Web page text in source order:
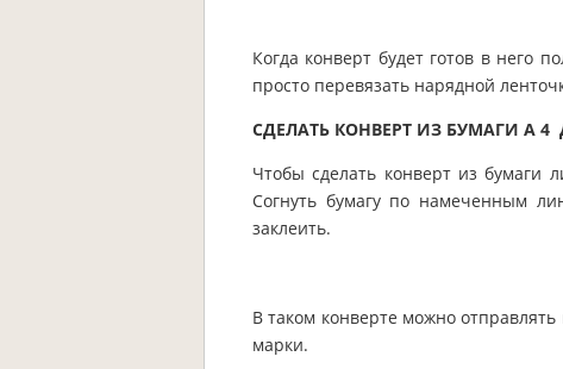
Когда конверт будет готов в него
просто перевязать нарядной
СДЕЛАТЬ КОНВЕРТ ИЗ БУМАГИ А
Чтобы сделать конверт из бумаги
Согнуть бумагу по намеченным
заклеить.
В таком конверте можно
марки.